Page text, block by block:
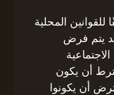
للقوانين المحلية
يتم فرض
أن يكون
أن يكونوا